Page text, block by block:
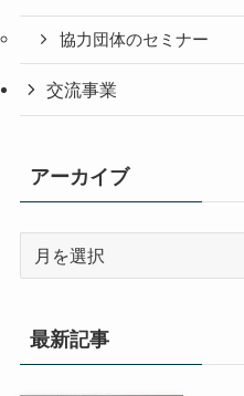
協力団体のセミナー
交流事業
アーカイブ
イ
最新記事